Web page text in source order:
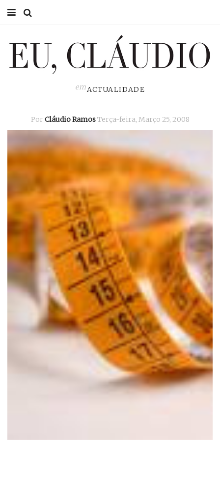
EU CLÁUDIO
EU, PAI
ACTUALIDADE
emACTUALIDADE
Por Cláudio RamosTerça-feira, Março 25, 2008